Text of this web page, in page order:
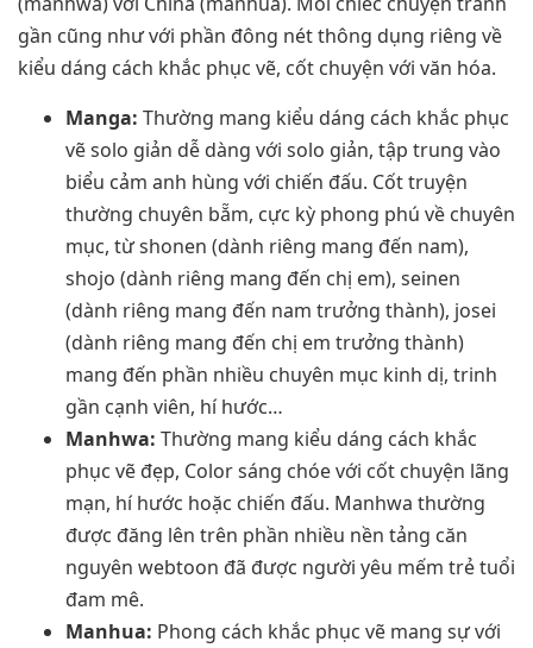
gần cũng như với phần đông nét thông dụng riêng về
kiểu dáng cách khắc phục vẽ, cốt chuyện với văn hóa.
Manga: Thường mang kiểu dáng cách khắc phục
vẽ solo giản dễ dàng với solo giản, tập trung vào
biểu cảm anh hùng với chiến đấu. Cốt truyện
thường chuyên bẵm, cực kỳ phong phú về chuyên
mục, từ shonen (dành riêng mang đến nam),
shojo (dành riêng mang đến chị em), seinen
(dành riêng mang đến nam trưởng thành), josei
(dành riêng mang đến chị em trưởng thành)
mang đến phần nhiều chuyên mục kinh dị, trinh
gần cạnh viên, hí hước…
Manhwa: Thường mang kiểu dáng cách khắc
phục vẽ đẹp, Color sáng chóe với cốt chuyện lãng
mạn, hí hước hoặc chiến đấu. Manhwa thường
được đăng lên trên phần nhiều nền tảng căn
nguyên webtoon đã được người yêu mếm trẻ tuổi
đam mê.
Manhua: Phong cách khắc phục vẽ mang sự với